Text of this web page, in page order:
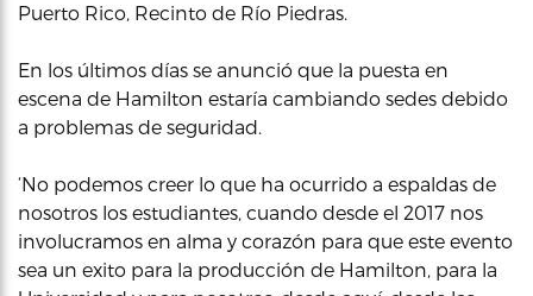
Puerto Rico, Recinto de Río Piedras.
En los últimos días se anunció que la puesta en
escena de Hamilton estaría cambiando sedes debido
a problemas de seguridad.
‘No podemos creer lo que ha ocurrido a espaldas de
nosotros los estudiantes, cuando desde el 2017 nos
involucramos en alma y corazón para que este evento
sea un exito para la producción de Hamilton, para la